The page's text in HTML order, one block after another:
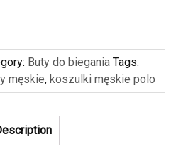
Buty do biegania Tags:
męskie, koszulki męskie polo